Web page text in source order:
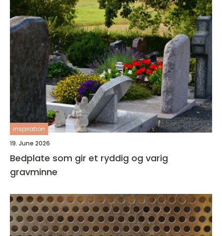
inspiration
19. June 2026
Bedplate som gir et ryddig og varig
gravminne